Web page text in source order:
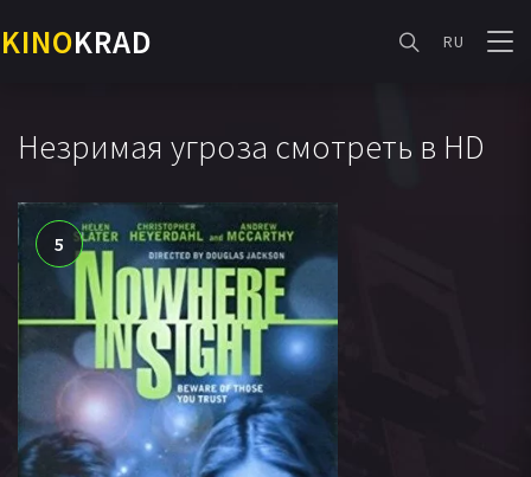
KINOKRAD RU
Незримая угроза смотреть в HD
5